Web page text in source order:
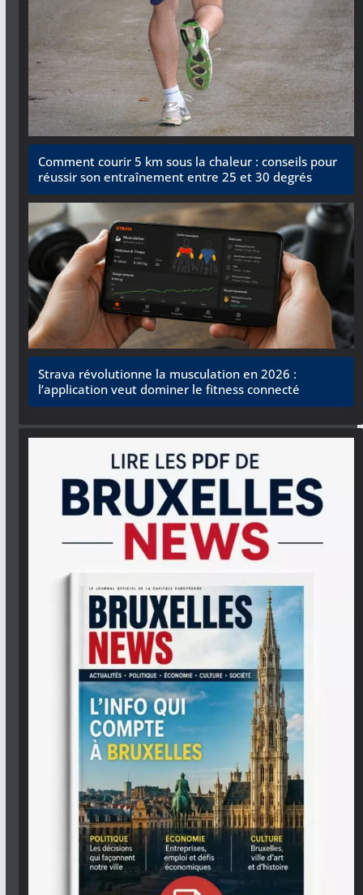
Comment courir 5 km sous la chaleur : conseils pour
réussir son entraînement entre 25 et 30 degrés
Strava révolutionne la musculation en 2026 :
l’application veut dominer le fitness connecté